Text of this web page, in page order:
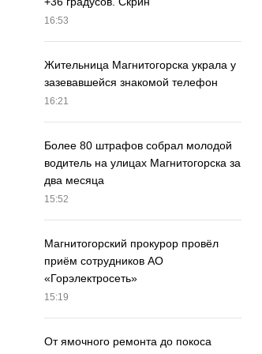
16:53
Жительница Магнитогорска украла у
зазевавшейся знакомой телефон
16:21
Более 80 штрафов собрал молодой
водитель на улицах Магнитогорска за
два месяца
15:52
Магнитогорский прокурор провёл
приём сотрудников АО
«Горэлектросеть»
15:19
От ямочного ремонта до покоса